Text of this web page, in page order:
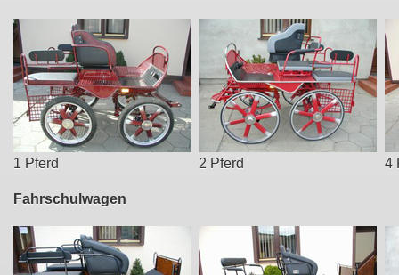
1 Pferd 2 Pferd 4
Fahrschulwagen